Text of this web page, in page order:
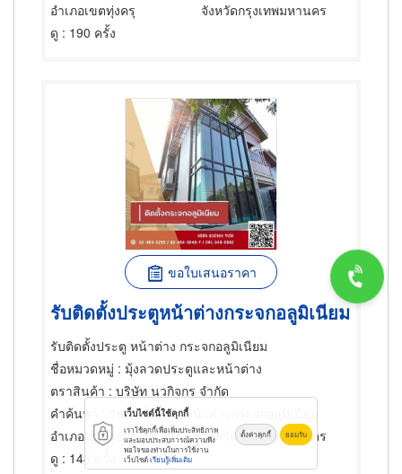
อำเภอเขตทุ่งครุ
จังหวัดกรุงเทพมหานคร
ดู : 190 ครั้ง
ขอใบเสนอราคา
รับติดตั้งประตูหน้าต่างกระจกอลูมิเนียม
รับติดตั้งประตู หน้าต่าง กระจกอลูมิเนียม
ชื่อหมวดหมู่ : มุ้งลวดประตูและหน้าต่าง
ตราสินค้า : บริษัท นวกิจกร จำกัด
คำค้นหา
: รับติดตั้งประตูหน้าต่างกระจกอลูมิเนียม
อำเภอเขตทุ่งครุ
จังหวัดกรุงเทพมหานคร
ดู : 148 ครั้ง
เว็บไซต์นี้ใช้คุกกี้
เราใช้คุกกี้เพื่อเพิ่มประสิทธิภาพ
และมอบประสบการณ์ความพึง
พอใจของท่านในการใช้งาน
เว็บไซต์เรียนรู้เพิ่มเติม
ตั้งค่าคุกกี้ ยอมรับ